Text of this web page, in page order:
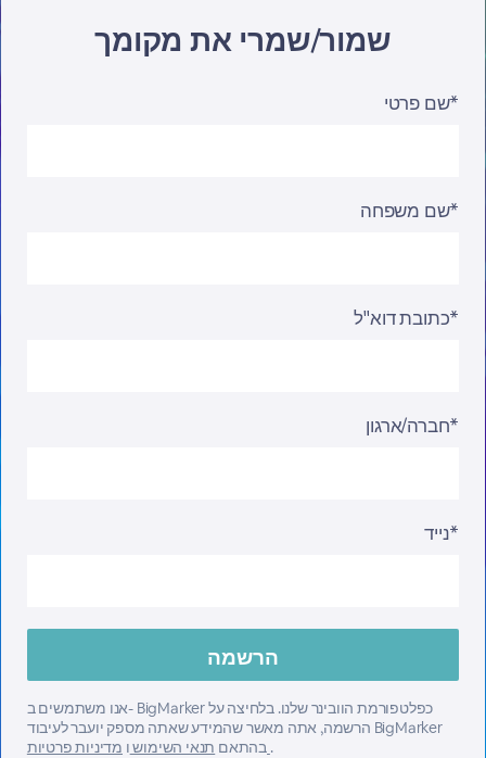
שמור/שמרי את מקומך
שם פרטי*
שם משפחה*
כתובת דוא"ל*
חברה/ארגון*
נייד*
אנו משתמשים ב- BigMarker כפלטפורמת הוובינר שלנו. בלחיצה על
הרשמה, אתה מאשר שהמידע שאתה מספק יועבר לעיבוד BigMarker
בהתאם תנאי השימושו .